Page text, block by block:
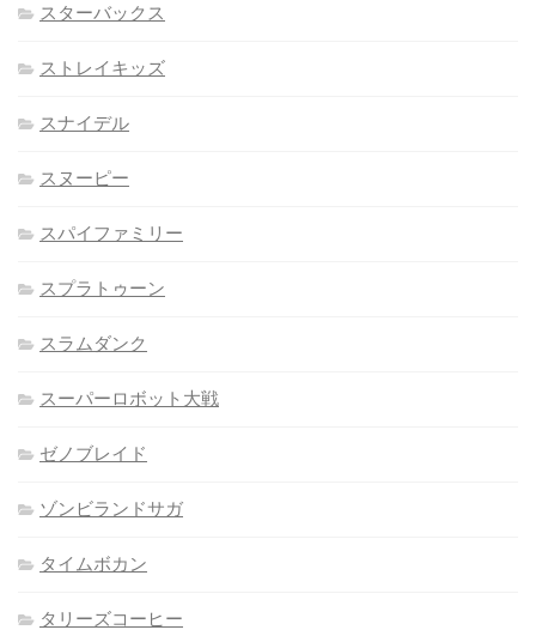
スターバックス
ストレイキッズ
スナイデル
スヌーピー
スパイファミリー
スプラトゥーン
スラムダンク
スーパーロボット大戦
ゼノブレイド
ゾンビランドサガ
タイムボカン
タリーズコーヒー